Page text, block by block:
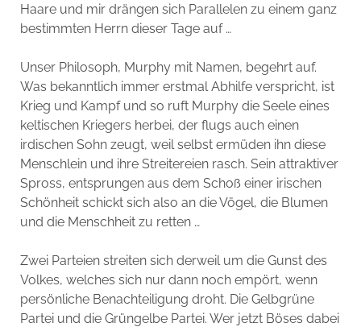
Haare und mir drängen sich Parallelen zu einem ganz
bestimmten Herrn dieser Tage auf …
Unser Philosoph, Murphy mit Namen, begehrt auf.
Was bekanntlich immer erstmal Abhilfe verspricht, ist
Krieg und Kampf und so ruft Murphy die Seele eines
keltischen Kriegers herbei, der flugs auch einen
irdischen Sohn zeugt, weil selbst ermüden ihn diese
Menschlein und ihre Streitereien rasch. Sein attraktiver
Spross, entsprungen aus dem Schoß einer irischen
Schönheit schickt sich also an die Vögel, die Blumen
und die Menschheit zu retten …
Zwei Parteien streiten sich derweil um die Gunst des
Volkes, welches sich nur dann noch empört, wenn
persönliche Benachteiligung droht. Die Gelbgrüne
Partei und die Grüngelbe Partei. Wer jetzt Böses dabei